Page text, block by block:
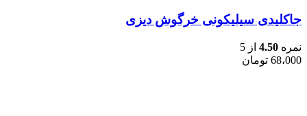
جاکلیدی سیلیکونی خرگوش دیزی
نمره 4.50 از 5
68،000 تومان